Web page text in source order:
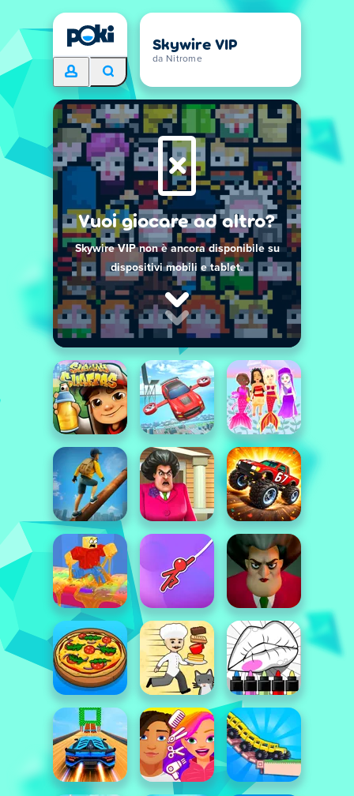
Skywire VIP
da Nitrome
Vuoi giocare ad altro?
Skywire VIP non è ancora disponibile su
dispositivi mobili e tablet.